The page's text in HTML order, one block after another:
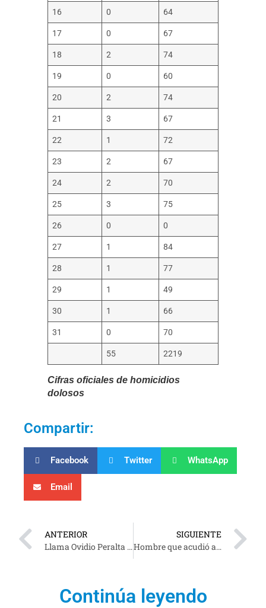
16 0 64
17 0 67
18 2 74
19 0 60
20 2 74
21 3 67
22 1 72
23 2 67
24 2 70
25 3 75
26 0 0
27 1 84
28 1 77
29 1 49
30 1 66
31 0 70
55 2219
Cifras oficiales de homicidios
dolosos
Compartir:
Facebook Twitter WhatsApp
Email
ANTERIOR
Llama Ovidio Peralta a conservar el legado de nuestros difuntos
SIGUIENTE
Hombre que acudió al panteón de Gaviotas, murió de infarto
Continúa leyendo